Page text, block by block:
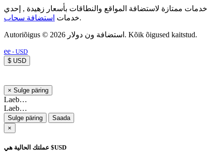
خدمات ممتازة لاستضافة المواقع والنطاقات بأسعار زهيدة , إحدي
خدمات استضافة سحاب .
Autoriõigus © 2026 استضافة ون دولار. Kõik õigused kaitstud.
ee - USD
$ USD
× Sulge päring
Laeb…
Laeb…
Sulge päring
Saada
×
عملتك الحالية هي $USD